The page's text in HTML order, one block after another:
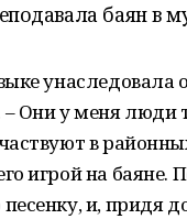
баян в
унаследовала
– Они у меня люди
в
игрой на баяне.
и, придя